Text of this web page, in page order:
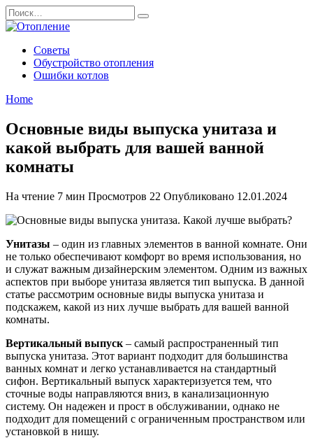
Перейти
к
Search
for:
Советы
Обустройство отопления
Ошибки котлов
Home
Основные виды выпуска унитаза и
какой выбрать для вашей ванной
комнаты
На чтение 7 мин Просмотров 22 Опубликовано 12.01.2024
Унитазы – один из главных элементов в ванной комнате. Они
не только обеспечивают комфорт во время использования, но
и служат важным дизайнерским элементом. Одним из важных
аспектов при выборе унитаза является тип выпуска. В данной
статье рассмотрим основные виды выпуска унитаза и
подскажем, какой из них лучше выбрать для вашей ванной
комнаты.
Вертикальный выпуск – самый распространенный тип
выпуска унитаза. Этот вариант подходит для большинства
ванных комнат и легко устанавливается на стандартный
сифон. Вертикальный выпуск характеризуется тем, что
сточные воды направляются вниз, в канализационную
систему. Он надежен и прост в обслуживании, однако не
подходит для помещений с ограниченным пространством или
установкой в нишу.